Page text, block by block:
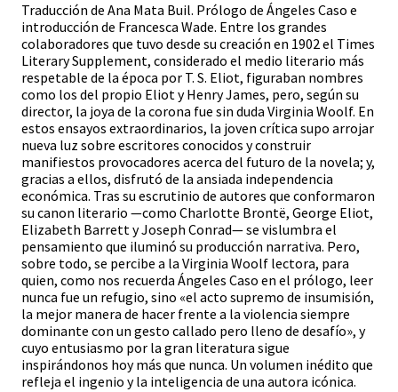
Traducción de Ana Mata Buil. Prólogo de Ángeles Caso e
introducción de Francesca Wade. Entre los grandes
colaboradores que tuvo desde su creación en 1902 el Times
Literary Supplement, considerado el medio literario más
respetable de la época por T. S. Eliot, figuraban nombres
como los del propio Eliot y Henry James, pero, según su
director, la joya de la corona fue sin duda Virginia Woolf. En
estos ensayos extraordinarios, la joven crítica supo arrojar
nueva luz sobre escritores conocidos y construir
manifiestos provocadores acerca del futuro de la novela; y,
gracias a ellos, disfrutó de la ansiada independencia
económica. Tras su escrutinio de autores que conformaron
su canon literario —como Charlotte Brontë, George Eliot,
Elizabeth Barrett y Joseph Conrad— se vislumbra el
pensamiento que iluminó su producción narrativa. Pero,
sobre todo, se percibe a la Virginia Woolf lectora, para
quien, como nos recuerda Ángeles Caso en el prólogo, leer
nunca fue un refugio, sino «el acto supremo de insumisión,
la mejor manera de hacer frente a la violencia siempre
dominante con un gesto callado pero lleno de desafío», y
cuyo entusiasmo por la gran literatura sigue
inspirándonos hoy más que nunca. Un volumen inédito que
refleja el ingenio y la inteligencia de una autora icónica.